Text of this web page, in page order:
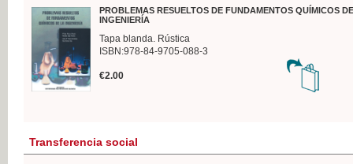
PROBLEMAS RESUELTOS DE FUNDAMENTOS QUÍMICOS
INGENIERÍA
Tapa blanda. Rústica
ISBN:978-84-9705-088-3
€2.00
Transferencia social